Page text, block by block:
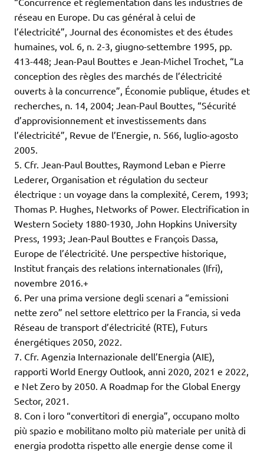
réseau en Europe. Du cas général à celui de
l’électricité”, Journal des économistes et des études
humaines, vol. 6, n. 2-3, giugno-settembre 1995, pp.
413-448; Jean-Paul Bouttes e Jean-Michel Trochet, “La
conception des règles des marchés de l’électricité
ouverts à la concurrence”, Économie publique, études et
recherches, n. 14, 2004; Jean-Paul Bouttes, “Sécurité
d’approvisionnement et investissements dans
l’électricité”, Revue de l’Energie, n. 566, luglio-agosto
2005.
5. Cfr. Jean-Paul Bouttes, Raymond Leban e Pierre
Lederer, Organisation et régulation du secteur
électrique : un voyage dans la complexité, Cerem, 1993;
Thomas P. Hughes, Networks of Power. Electrification in
Western Society 1880-1930, John Hopkins University
Press, 1993; Jean-Paul Bouttes e François Dassa,
Europe de l’électricité. Une perspective historique,
Institut français des relations internationales (Ifri),
novembre 2016.+
6. Per una prima versione degli scenari a “emissioni
nette zero” nel settore elettrico per la Francia, si veda
Réseau de transport d’électricité (RTE), Futurs
énergétiques 2050, 2022.
7. Cfr. Agenzia Internazionale dell’Energia (AIE),
rapporti World Energy Outlook, anni 2020, 2021 e 2022,
e Net Zero by 2050. A Roadmap for the Global Energy
Sector, 2021.
8. Con i loro “convertitori di energia”, occupano molto
più spazio e mobilitano molto più materiale per unità di
energia prodotta rispetto alle energie dense come il